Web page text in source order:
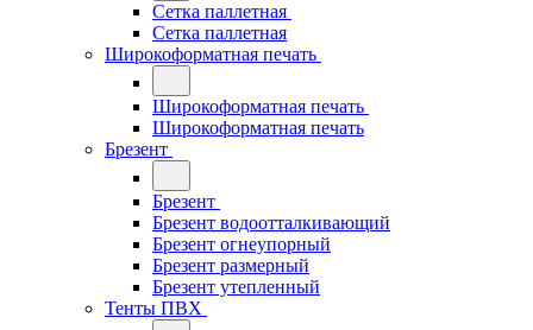
Сетка паллетная
Сетка паллетная
Широкоформатная печать
Широкоформатная печать
Широкоформатная печать
Брезент
Брезент
Брезент водоотталкивающий
Брезент огнеупорный
Брезент размерный
Брезент утепленный
Тенты ПВХ